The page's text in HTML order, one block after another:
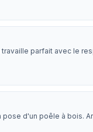
parfait avec le
pose d'un poêle à bois.